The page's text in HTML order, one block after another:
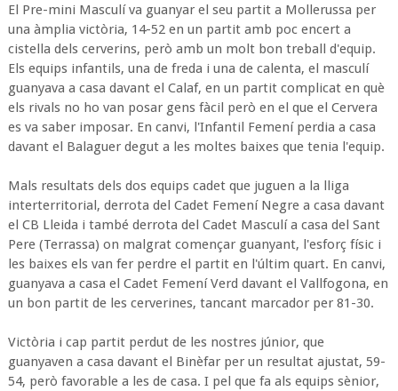
El Pre-mini Masculí va guanyar el seu partit a Mollerussa per
una àmplia victòria, 14-52 en un partit amb poc encert a
cistella dels cerverins, però amb un molt bon treball d'equip.
Els equips infantils, una de freda i una de calenta, el masculí
guanyava a casa davant el Calaf, en un partit complicat en què
els rivals no ho van posar gens fàcil però en el que el Cervera
es va saber imposar. En canvi, l'Infantil Femení perdia a casa
davant el Balaguer degut a les moltes baixes que tenia l'equip.
Mals resultats dels dos equips cadet que juguen a la lliga
interterritorial, derrota del Cadet Femení Negre a casa davant
el CB Lleida i també derrota del Cadet Masculí a casa del Sant
Pere (Terrassa) on malgrat començar guanyant, l'esforç físic i
les baixes els van fer perdre el partit en l'últim quart. En canvi,
guanyava a casa el Cadet Femení Verd davant el Vallfogona, en
un bon partit de les cerverines, tancant marcador per 81-30.
Victòria i cap partit perdut de les nostres júnior, que
guanyaven a casa davant el Binèfar per un resultat ajustat, 59-
54, però favorable a les de casa. I pel que fa als equips sènior,